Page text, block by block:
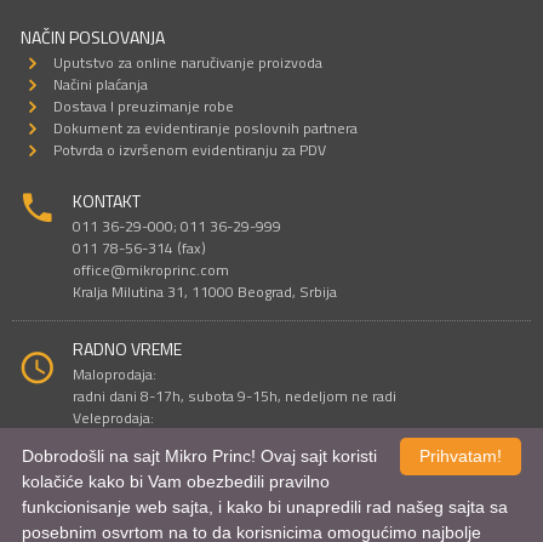
NAČIN POSLOVANJA
Uputstvo za online naručivanje proizvoda
Načini plaćanja
Dostava I preuzimanje robe
Dokument za evidentiranje poslovnih partnera
Potvrda o izvršenom evidentiranju za PDV
KONTAKT
011 36-29-000; 011 36-29-999
011 78-56-314 (fax)
office@mikroprinc.com
Kralja Milutina 31, 11000 Beograd, Srbija
RADNO VREME
Maloprodaja:
radni dani 8-17h, subota 9-15h, nedeljom ne radi
Veleprodaja:
Sve cene su iskazane u dinarima. PDV je uračunat u cenu.
© Mikro Princ 1999 - 2026. Sva prava su zadržana.
Prihvatam!
Dobrodošli na sajt Mikro Princ! Ovaj sajt koristi
kolačiće kako bi Vam obezbedili pravilno
funkcionisanje web sajta, i kako bi unapredili rad našeg sajta sa
posebnim osvrtom na to da korisnicima omogućimo najbolje